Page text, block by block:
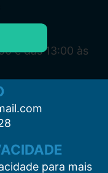
e das 13:00 às
para mais